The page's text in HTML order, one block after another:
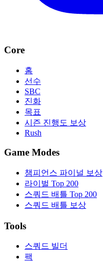
Core
홈
선수
SBC
진화
목표
시즌 진행도 보상
Rush
Game Modes
챔피언스 파이널 보상
라이벌 Top 200
스쿼드 배틀 Top 200
스쿼드 배틀 보상
Tools
스쿼드 빌더
팩